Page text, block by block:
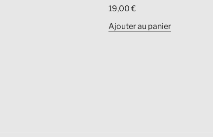
19,00€
Ajouter au panier